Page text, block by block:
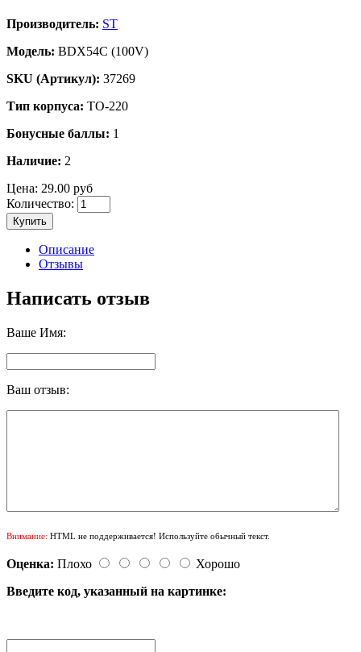
Производитель: ST
Модель: BDX54C (100V)
SKU (Артикул): 37269
Тип корпуса: TO-220
Бонусные баллы: 1
Наличие: 2
Цена: 29.00 руб
Количество:
Купить
Описание
Отзывы
Написать отзыв
Ваше Имя:
Ваш отзыв:
Внимание: HTML не поддерживается! Используйте обычный текст.
Оценка: Плохо
Хорошо
Введите код, указанный на картинке: